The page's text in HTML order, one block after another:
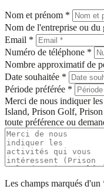
Nom et prénom *
Nom de l'entreprise ou du
Email *
Numéro de téléphone *
Nombre approximatif de
Date souhaitée *
Période préférée *
Merci de nous indiquer
Island, Prison Golf,
toute préférence ou
Les champs marqués